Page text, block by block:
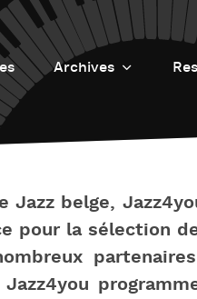
Archives
du Jazz
L’Imprimerie /
belge,
pour la sélection